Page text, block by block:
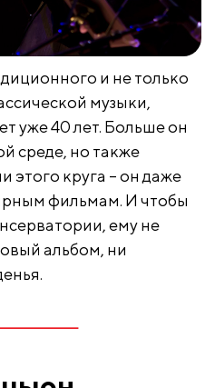
и не только
музыки,
уже 40 лет. Больше он
среде, но также
этого круга – он даже
фильмам. И чтобы
ему не
альбом, ни